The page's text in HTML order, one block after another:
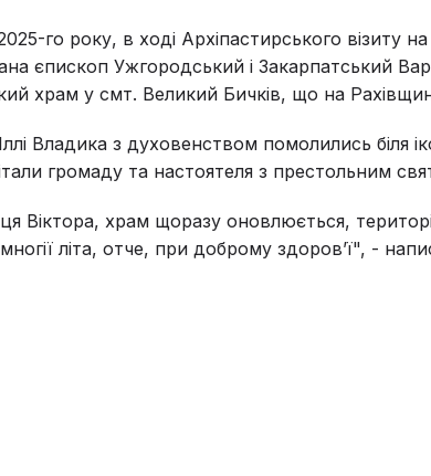
го року, в ході Архіпастирського візиту
єпископ Ужгородський і Закарпатський
храм у смт. Великий Бичків, що на
Владика з духовенством помолились біля
громаду та настоятеля з престольним
Віктора, храм щоразу оновлюється,
літа, отче, при доброму здоровʼї", -